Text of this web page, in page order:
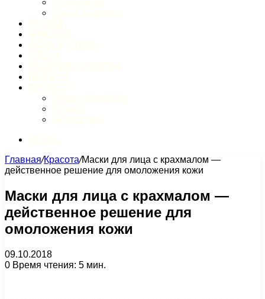
Главная/Красота/Маски для лица с крахмалом —
действенное решение для омоложения кожи
Маски для лица с крахмалом —
действенное решение для
омоложения кожи
09.10.2018
0 Время чтения: 5 мин.